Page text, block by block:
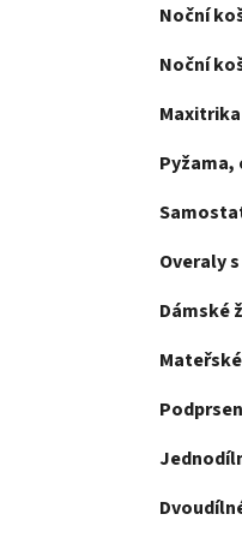
Noční
Noční
Pyžama,
Overaly
Dámské